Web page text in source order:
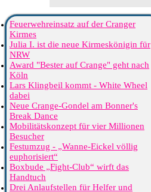
Feuerwehreinsatz auf der Cranger
Kirmes
Julia I. ist die neue Kirmeskönigin für
NRW
Award "Bester auf Crange" geht nach
Köln
Lars Klingbeil kommt - White Wheel
dabei
Neue Crange-Gondel am Bonner's
Break Dance
Mobilitätskonzept für vier Millionen
Besucher
Festumzug - „Wanne-Eickel völlig
euphorisiert“
Boxbude „Fight-Club“ wirft das
Handtuch
Drei Anlaufstellen für Helfer und